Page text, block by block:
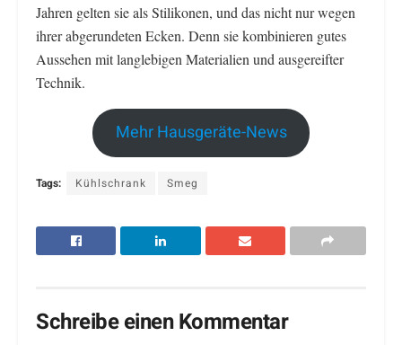
Jahren gelten sie als Stilikonen, und das nicht nur wegen
ihrer abgerundeten Ecken. Denn sie kombinieren gutes
Aussehen mit langlebigen Materialien und ausgereifter
Technik.
Mehr Hausgeräte-News
Tags: Kühlschrank Smeg
Schreibe einen Kommentar